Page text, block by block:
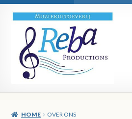
Ga
door
naar
navigatie
Ga
direct
naar
de
inhoud
HOME OVER ONS